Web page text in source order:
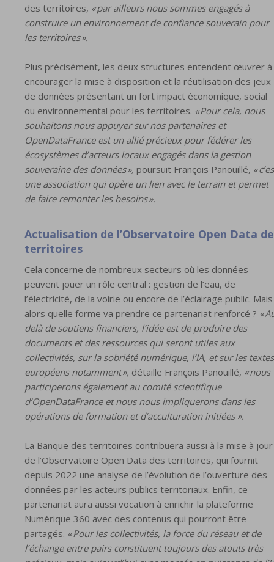
des territoires, « par ailleurs nous sommes engagés à
construire un environnement de confiance souverain pour
les territoires ».
Plus précisément, les deux structures entendent œuvrer à
encourager la mise à disposition et la réutilisation des jeux
de données présentant un fort impact économique, social
ou environnemental pour les territoires. « Pour cela, nous
souhaitons nous appuyer sur nos partenaires et
OpenDataFrance est un allié précieux pour fédérer les
écosystèmes d’acteurs locaux engagés dans la gestion
souveraine des données », poursuit François Panouillé, «
une association qui opère un lien avec le terrain et permet
de faire remonter les besoins ».
Actualisation de l’Observatoire Open Data
territoires
Cela concerne de nombreux secteurs où les données
peuvent jouer un rôle central : gestion de l’eau, de
l’électricité, de la voirie ou encore de l’éclairage public. Mais
alors quelle forme va prendre ce partenariat renforcé ? «
delà de soutiens financiers, l’idée est de produire des
documents et des ressources qui seront utiles aux
collectivités, sur la sobriété numérique, l’IA, et sur les textes
européens notamment », détaille François Panouillé, « nous
participerons également au comité scientifique
d’OpenDataFrance et nous nous impliquerons dans les
opérations de formation et d’acculturation initiées ».
La Banque des territoires contribuera aussi à la mise à jour
de l’Observatoire Open Data des territoires, qui fournit
depuis 2022 une analyse de l’évolution de l’ouverture des
données par les acteurs publics territoriaux. Enfin, ce
partenariat aura aussi vocation à enrichir la plateforme
Numérique 360 avec des contenus qui pourront être
partagés. « Pour les collectivités, la force du réseau et de
l’échange entre pairs constituent toujours des atouts très